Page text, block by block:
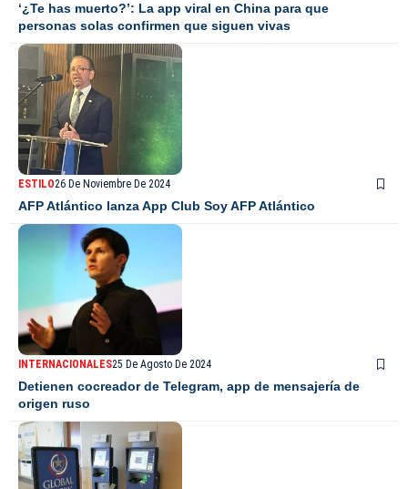
‘¿Te has muerto?’: La app viral en China para que
personas solas confirmen que siguen vivas
ESTILO26 De Noviembre De 2024
AFP Atlántico lanza App Club Soy AFP Atlántico
INTERNACIONALES25 De Agosto De 2024
Detienen cocreador de Telegram, app de mensajería de
origen ruso